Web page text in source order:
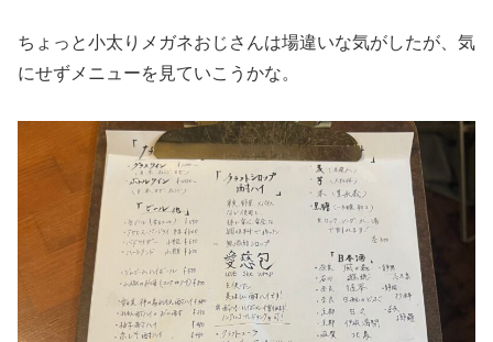
ちょっと小太りメガネおじさんは場違いな気がしたが、気
にせずメニューを見ていこうかな。